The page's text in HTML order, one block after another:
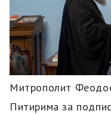
Митрополит
Питирима за